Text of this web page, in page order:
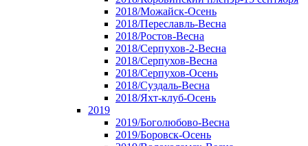
2018/Можайск-Осень
2018/Переславль-Весна
2018/Ростов-Весна
2018/Серпухов-2-Весна
2018/Серпухов-Весна
2018/Серпухов-Осень
2018/Суздаль-Весна
2018/Яхт-клуб-Осень
2019
2019/Боголюбово-Весна
2019/Боровск-Осень